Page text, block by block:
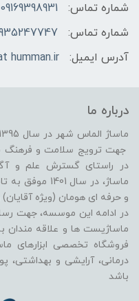
شماره تماس:
09169398931
شماره تماس:
آدرس ایمیل:
humman.ir
درباره ما
جهت ترویج سلامت و فرهنگ
در راستای گسترش علم و
ماساژ، در سال
و حرفه ای هومان (ویژه آقایان)
در ادامه این موسسه، جهت
ماساژیست ها و علاقه مندان
فروشگاه تخصصی ابزارهای
درمانی، آرایشی و
باشد